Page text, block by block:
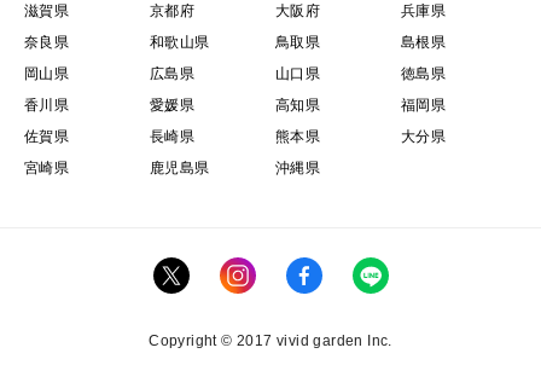
滋賀県
京都府 大阪府
兵庫県
奈良県
和歌山県 鳥取県
島根県
岡山県
広島県 山口県
徳島県
香川県
愛媛県 高知県
福岡県
佐賀県
長崎県 熊本県
大分県
宮崎県
鹿児島県 沖縄県
Copyright © 2017 vivid garden Inc.